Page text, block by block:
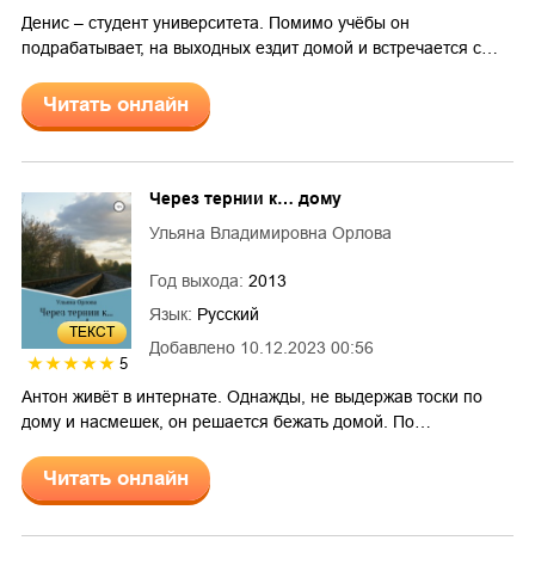
Денис – студент университета. Помимо учёбы он
подрабатывает, на выходных ездит домой и встречается с…
Читать онлайн
ТЕКСТ
5
Добавлено 10.12.2023 00:56
Через тернии к… дому
Ульяна Владимировна Орлова
Год выхода: 2013
Язык: Русский
Антон живёт в интернате. Однажды, не выдержав тоски по
дому и насмешек, он решается бежать домой. По…
Читать онлайн